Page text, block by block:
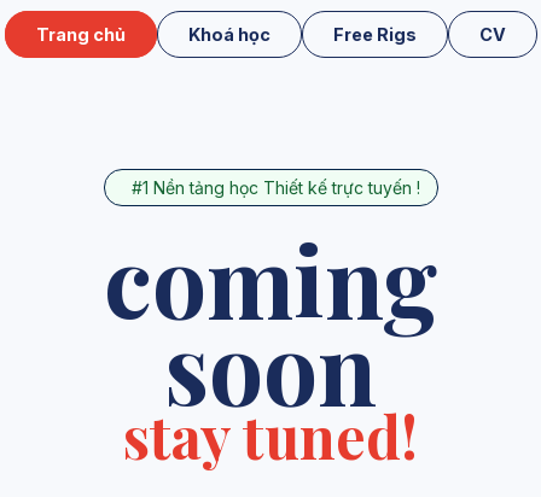
Trang chủ Khoá học Free Rigs CV
#1 Nền tảng học Thiết kế trực tuyến !
coming
soon
stay tuned!